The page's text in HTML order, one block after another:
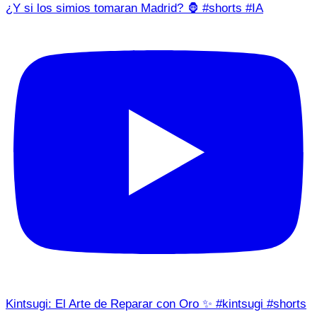
¿Y si los simios tomaran Madrid? 🦍 #shorts #IA
Kintsugi: El Arte de Reparar con Oro ✨ #kintsugi #shorts